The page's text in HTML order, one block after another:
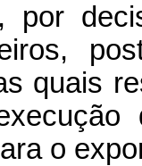
por
quais
o